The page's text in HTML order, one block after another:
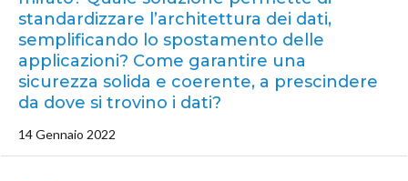
standardizzare l’architettura dei dati,
semplificando lo spostamento delle
applicazioni? Come garantire una
sicurezza solida e coerente, a prescindere
da dove si trovino i dati?
14 Gennaio 2022